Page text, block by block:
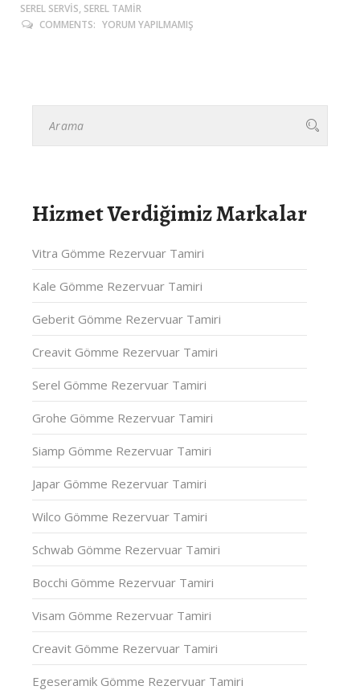
SEREL SERVIS, SEREL TAMIR
COMMENTS: YORUM YAPILMAMIŞ
Hizmet Verdiğimiz Markalar
Vitra Gömme Rezervuar Tamiri
Kale Gömme Rezervuar Tamiri
Geberit Gömme Rezervuar Tamiri
Creavit Gömme Rezervuar Tamiri
Serel Gömme Rezervuar Tamiri
Grohe Gömme Rezervuar Tamiri
Siamp Gömme Rezervuar Tamiri
Japar Gömme Rezervuar Tamiri
Wilco Gömme Rezervuar Tamiri
Schwab Gömme Rezervuar Tamiri
Bocchi Gömme Rezervuar Tamiri
Visam Gömme Rezervuar Tamiri
Creavit Gömme Rezervuar Tamiri
Egeseramik Gömme Rezervuar Tamiri